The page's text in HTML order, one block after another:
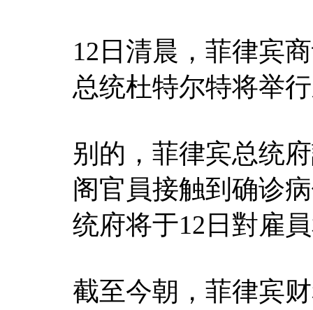
12日清晨，菲律宾
总统杜特尔特将举
别的，菲律宾总统
阁官員接触到确诊
统府将于12日對雇
截至今朝，菲律宾